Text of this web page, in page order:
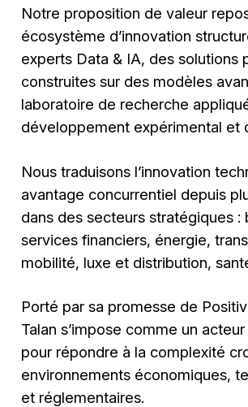
Notre proposition de valeur
écosystème d’innovation
experts Data & IA, des solutions
construites sur des modèles
laboratoire de recherche
développement expérimental et
Nous traduisons l’innovation
avantage concurrentiel depuis
dans des secteurs stratégiques :
services financiers, énergie,
mobilité, luxe et distribution,
Porté par sa promesse de
Talan s’impose comme un
pour répondre à la complexité
environnements économiques,
et réglementaires.